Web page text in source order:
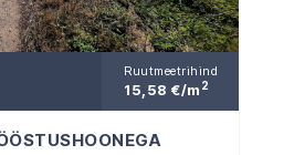
Ruutmeetrihind
15,58 €/m 2